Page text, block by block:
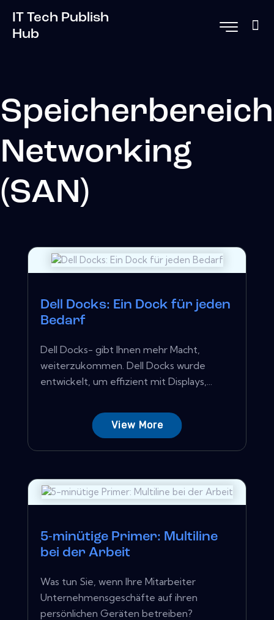
IT Tech Publish
Hub
Speicherbereich
Networking
(SAN)
Dell Docks: Ein Dock für jeden
Bedarf
Dell Docks- gibt Ihnen mehr Macht,
weiterzukommen. Dell Docks wurde
entwickelt, um effizient mit Displays,...
View More
5-minütige Primer: Multiline
bei der Arbeit
Was tun Sie, wenn Ihre Mitarbeiter
Unternehmensgeschäfte auf ihren
persönlichen Geräten betreiben?